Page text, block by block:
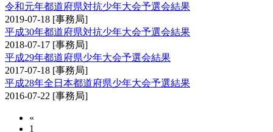
令和元年都道府県対抗少年大会予選会結果
2019-07-18 [事務局]
平成30年都道府県対抗少年大会予選会結果
2018-07-17 [事務局]
平成29年都道府県少年大会予選会結果
2017-07-18 [事務局]
平成28年全日本都道府県少年大会予選結果
2016-07-22 [事務局]
«
1